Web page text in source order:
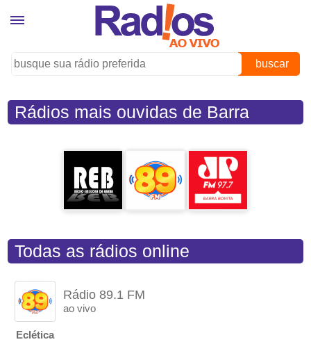
buscar
Rádios mais ouvidas de Barra
Todas as rádios online
Rádio 89.1 FM
ao vivo
Eclética